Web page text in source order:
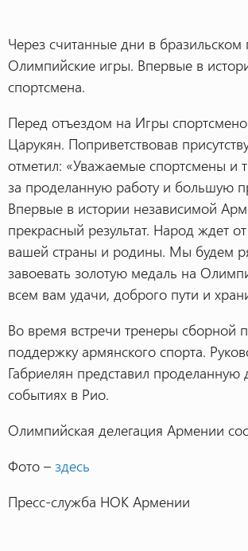
Через считанные дни в
Олимпийские игры. Впервые в
спортсмена.
Перед отъездом на Игры
Царукян. Поприветствовав
отметил: «Уважаемые спортсмены и
за проделанную работу и большую
Впервые в истории независимой
прекрасный результат. Народ ждет
вашей страны и родины. Мы будем
завоевать золотую медаль на
всем вам удачи, доброго пути и
Во время встречи тренеры сборной
поддержку армянского спорта.
Габриелян представил проделанную
событиях в Рио.
Олимпийская делегация Армении
Фото –здесь
Пресс-служба НОК Армении